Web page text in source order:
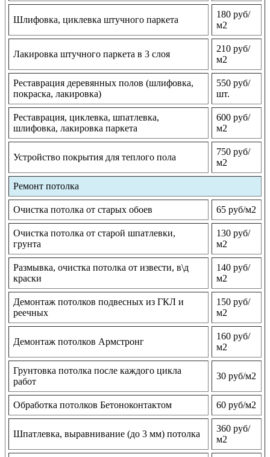
Шлифовка, циклевка штучного паркета
180 руб/
м2
Лакировка штучного паркета в 3 слоя
210 руб/
м2
Реставрация деревянных полов (шлифовка,
покраска, лакировка)
550 руб/
шт.
Реставрация, циклевка, шпатлевка,
шлифовка, лакировка паркета
600 руб/
м2
Устройство покрытия для теплого пола
750 руб/
м2
Ремонт потолка
Очистка потолка от старых обоев 65 руб/м2
Очистка потолка от старой шпатлевки,
грунта
130 руб/
м2
Размывка, очистка потолка от извести, в\д
краски
140 руб/
м2
Демонтаж потолков подвесных из ГКЛ и
реечных
150 руб/
м2
Демонтаж потолков Армстронг
160 руб/
м2
Грунтовка потолка после каждого цикла
работ
30 руб/м2
Обработка потолков Бетоноконтактом 60 руб/м2
Шпатлевка, выравнивание (до 3 мм) потолка
360 руб/
м2